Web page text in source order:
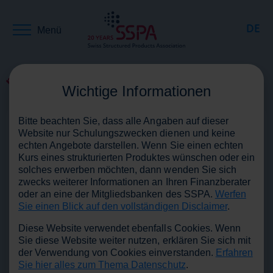
Menü DE
28.09.2011
Veränderungen im Vorstand
Die Delegierten des SVSP haben gestern Georg von
Wattenwyl von der Bank Vontobel einstimmig zum neuen
Vizepräsidenten gewählt. Er folgt auf Esther Thoma, die
den Verband nach zwei Jahren verlässt. Die Nachfolge
Wichtige Informationen
Bitte beachten Sie, dass alle Angaben auf dieser
Website nur Schulungszwecken dienen und keine
echten Angebote darstellen. Wenn Sie einen echten
Kurs eines strukturierten Produktes wünschen oder ein
solches erwerben möchten, dann wenden Sie sich
zwecks weiterer Informationen an Ihren Finanzberater
oder an eine der Mitgliedsbanken des SSPA. Werfen
Sie einen Blick auf den vollständigen Disclaimer.
Diese Website verwendet ebenfalls Cookies. Wenn
Sie diese Website weiter nutzen, erklären Sie sich mit
der Verwendung von Cookies einverstanden. Erfahren
Sie hier alles zum Thema Datenschutz.